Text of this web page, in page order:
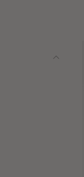
produit :
produit : Processeur
produit : Récepteur
produit : Lecteur CD
produit : Platine vinyle
produit : Séparé AV